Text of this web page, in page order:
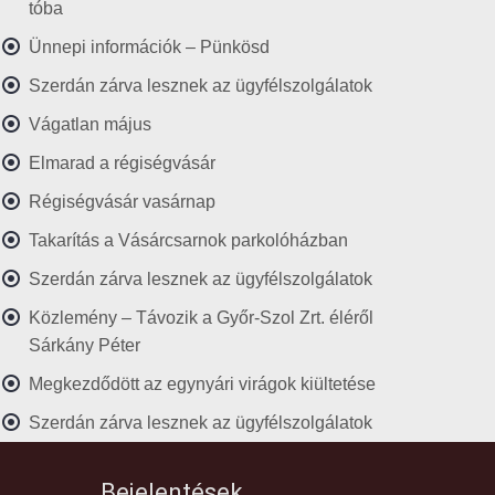
tóba
Ünnepi információk – Pünkösd
Szerdán zárva lesznek az ügyfélszolgálatok
Vágatlan május
Elmarad a régiségvásár
Régiségvásár vasárnap
Takarítás a Vásárcsarnok parkolóházban
Szerdán zárva lesznek az ügyfélszolgálatok
Közlemény – Távozik a Győr-Szol Zrt. éléről
Sárkány Péter
Megkezdődött az egynyári virágok kiültetése
Szerdán zárva lesznek az ügyfélszolgálatok